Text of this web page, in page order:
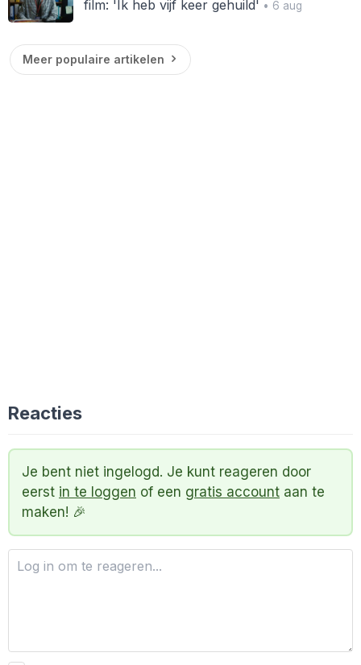
film: 'Ik heb vijf keer gehuild' • 6 aug
Meer populaire artikelen
Reacties
Je bent niet ingelogd. Je kunt reageren door
eerst in te loggen of een gratis account aan te
maken! 🎉